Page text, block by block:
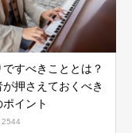
ですべきこととは？
が押さえておくべき
ポイント
2544